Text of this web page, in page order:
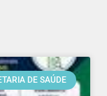
DE SAÚDE